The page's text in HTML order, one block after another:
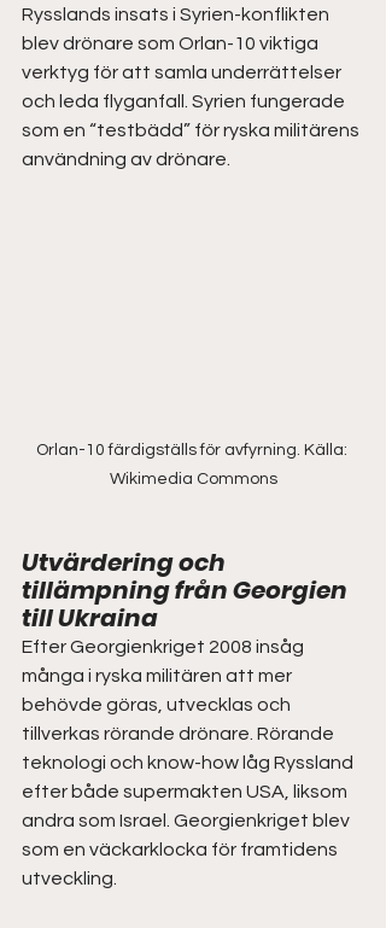
Rysslands insats i Syrien-konflikten
blev drönare som Orlan-10 viktiga
verktyg för att samla underrättelser
och leda flyganfall. Syrien fungerade
som en “testbädd” för ryska militärens
användning av drönare.
Orlan-10 färdigställs för avfyrning. Källa:
Wikimedia Commons
Utvärdering och
tillämpning från Georgien
till Ukraina
Efter Georgienkriget 2008 insåg
många i ryska militären att mer
behövde göras, utvecklas och
tillverkas rörande drönare. Rörande
teknologi och know-how låg Ryssland
efter både supermakten USA, liksom
andra som Israel. Georgienkriget blev
som en väckarklocka för framtidens
utveckling.